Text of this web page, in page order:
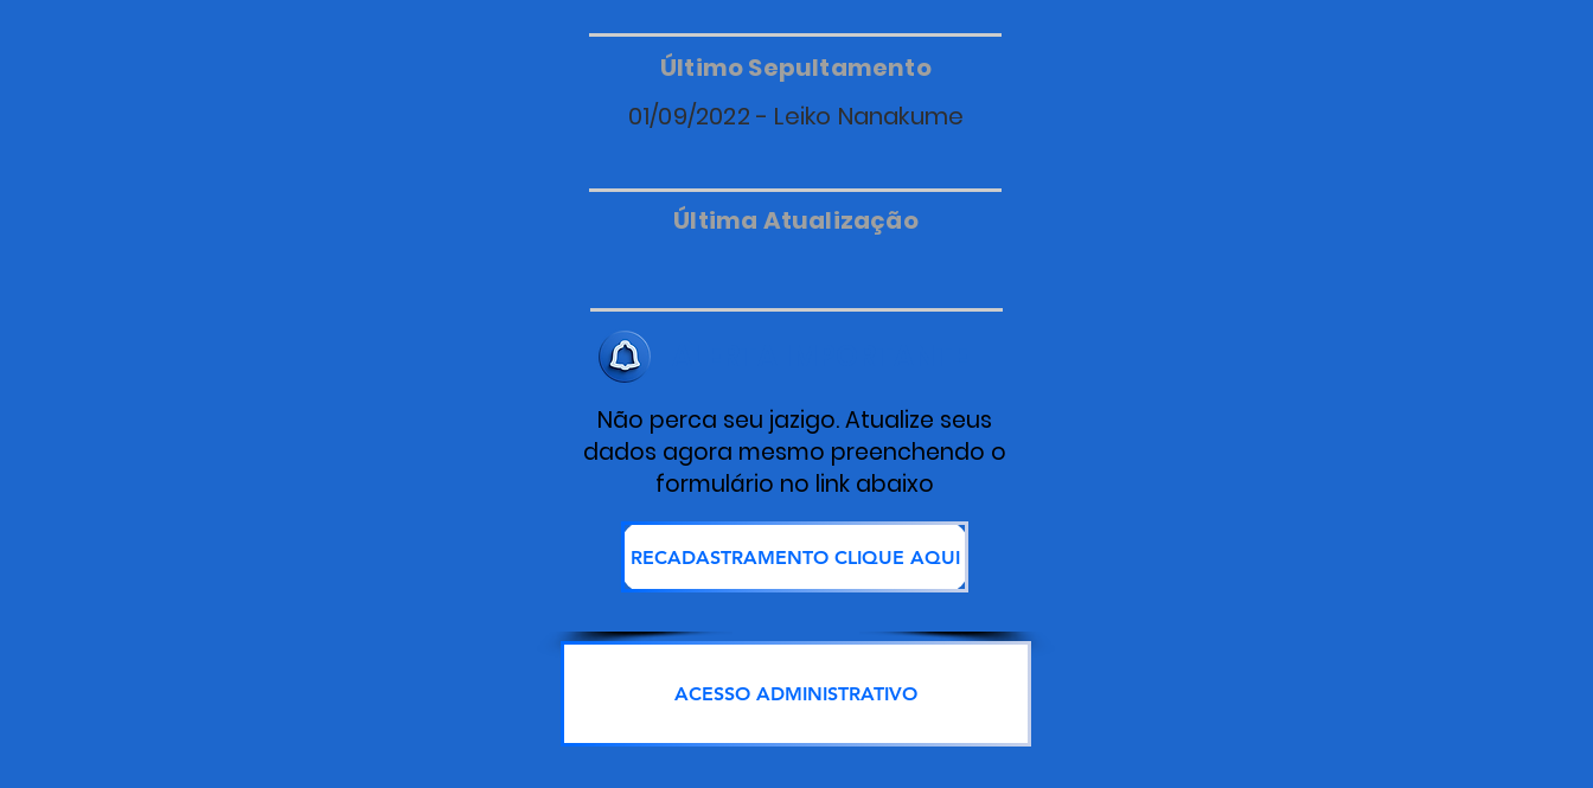
Último Sepultamento
01/09/2022 - Leiko Nanakume
Última Atualização
Não perca seu jazigo. Atualize seus
dados agora mesmo preenchendo o
formulário no link abaixo
RECADASTRAMENTO CLIQUE AQUI
ACESSO ADMINISTRATIVO